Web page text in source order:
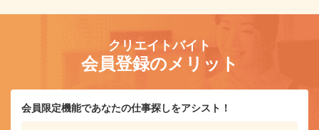
クリエイトバイト
会員登録のメリット
会員限定機能であなたの仕事探しをアシスト！